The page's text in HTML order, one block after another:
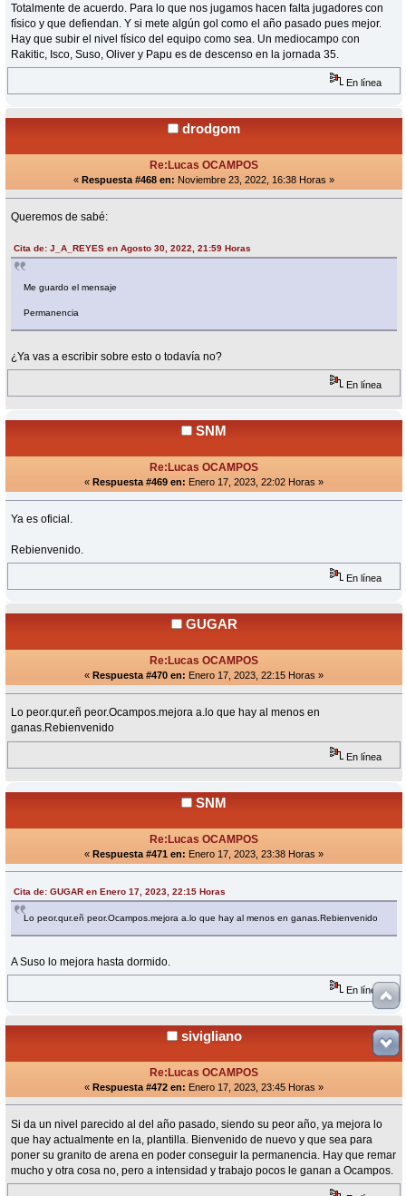
Totalmente de acuerdo. Para lo que nos jugamos hacen falta jugadores con
físico y que defiendan. Y si mete algún gol como el año pasado pues mejor.
Hay que subir el nivel físico del equipo como sea. Un mediocampo con
Rakitic, Isco, Suso, Oliver y Papu es de descenso en la jornada 35.
En línea
drodgom
Re:Lucas OCAMPOS
« Respuesta #468 en: Noviembre 23, 2022, 16:38 Horas »
Queremos de sabé:
Cita de: J_A_REYES en Agosto 30, 2022, 21:59 Horas
Me guardo el mensaje
Permanencia
¿Ya vas a escribir sobre esto o todavía no?
En línea
SNM
Re:Lucas OCAMPOS
« Respuesta #469 en: Enero 17, 2023, 22:02 Horas »
Ya es oficial.
Rebienvenido.
En línea
GUGAR
Re:Lucas OCAMPOS
« Respuesta #470 en: Enero 17, 2023, 22:15 Horas »
Lo peor.qur.eñ peor.Ocampos.mejora a.lo que hay al menos en
ganas.Rebienvenido
En línea
SNM
Re:Lucas OCAMPOS
« Respuesta #471 en: Enero 17, 2023, 23:38 Horas »
Cita de: GUGAR en Enero 17, 2023, 22:15 Horas
Lo peor.qur.eñ peor.Ocampos.mejora a.lo que hay al menos en ganas.Rebienvenido
A Suso lo mejora hasta dormido.
En línea
sivigliano
Re:Lucas OCAMPOS
« Respuesta #472 en: Enero 17, 2023, 23:45 Horas »
Si da un nivel parecido al del año pasado, siendo su peor año, ya mejora lo
que hay actualmente en la, plantilla. Bienvenido de nuevo y que sea para
poner su granito de arena en poder conseguir la permanencia. Hay que remar
mucho y otra cosa no, pero a intensidad y trabajo pocos le ganan a Ocampos.